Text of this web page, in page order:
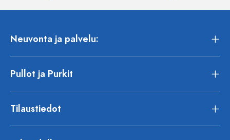
Neuvonta ja palvelu:
Pullot ja Purkit
Tilaustiedot